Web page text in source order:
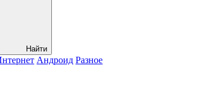
Найти
Андроид Разное